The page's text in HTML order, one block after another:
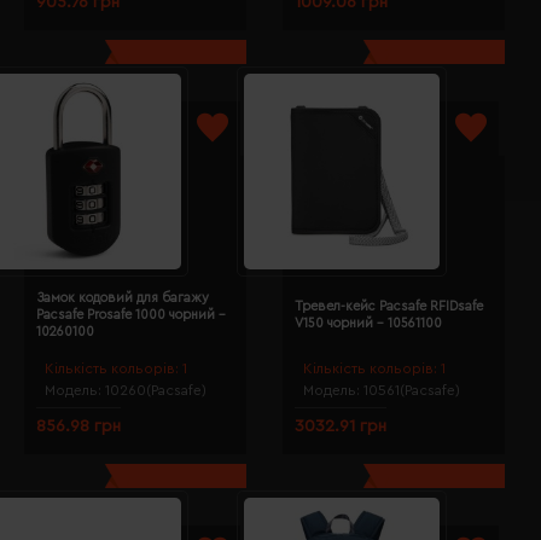
Кількість кольорів: 1
Модель: 10260(Pacsafe)
Замок кодовий для багажу
Pacsafe Prosafe 1000 чорний -
10260100
856.98 грн
Кількість кольорів: 1
Модель: 10561(Pacsafe)
Тревел-кейс Pacsafe RFIDsafe
V150 чорний - 10561100
3032.91 грн